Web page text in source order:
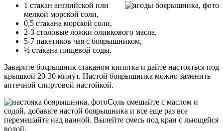
1 стакан английской или
мелкой морской соли,
0,5 стакана морской соли,
2-3 столовые ложки оливкового масла,
5-7 пакетиков чая с боярышником,
½ стакана пищевой соды.
Заварите боярышник стаканом кипятка и дайте настояться под
крышкой 20-30 минут. Настой боярышника можно заменить
аптечной спиртовой настойкой.
Соль смешайте с маслом и
содой, добавьте настой боярышника и все еще раз все
перемешайте над ванной. Вылейте смесь под кран с льющейся
водой.